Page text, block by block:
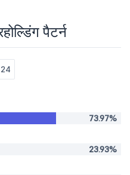
पैटर्न
24
73.97%
23.93%